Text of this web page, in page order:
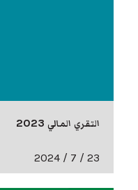
التقري المالي 2023
23 / 7 / 2024